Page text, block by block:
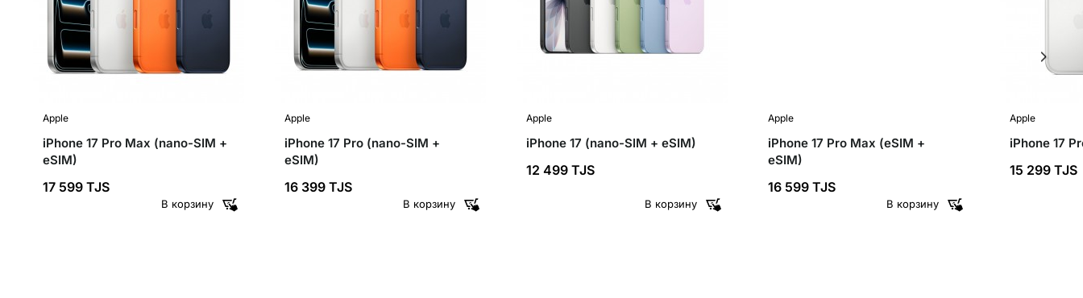
✓ IMEI
Apple
iPhone 17 Pro Max (nano-SIM +
eSIM)
17 599 TJS
В корзину
✓ IMEI
Apple
iPhone 17 Pro (nano-SIM +
eSIM)
16 399 TJS
В корзину
✓ IMEI
Apple
iPhone 17 (nano-SIM + eSIM)
12 499 TJS
В корзину
✓ IMEI
Apple
iPhone 17 Pro Max (eSIM +
eSIM)
16 599 TJS
В корзину
✓ IMEI
Apple
iPhone 17
15 299 TJS